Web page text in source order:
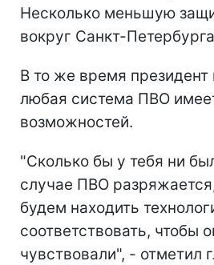
Несколько меньшую
вокруг Санкт-
В то же время президент
любая система ПВО
возможностей.
"Сколько бы у тебя ни
случае ПВО
будем находить
соответствовать, чтобы
чувствовали", - отметил